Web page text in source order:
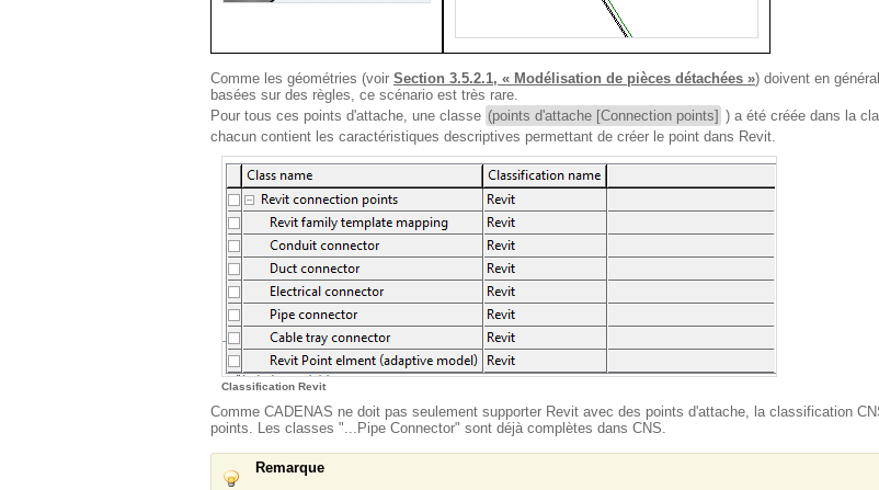
Comme les géométries (voir Section 3.5.2.1, « Modélisation de pièces détachées ») doivent en
basées sur des règles, ce scénario est très rare.
Pour tous ces points d'attache, une classe (points d'attache [Connection points] ) a été créée dans la
chacun contient les caractéristiques descriptives permettant de créer le point dans Revit.
Classification Revit
Comme CADENAS ne doit pas seulement supporter Revit avec des points d'attache, la classification
points. Les classes "...Pipe Connector" sont déjà complètes dans CNS.
Remarque